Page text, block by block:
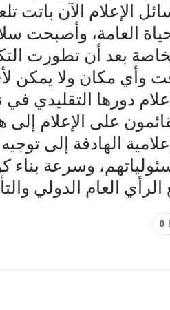
الإعلام الآن
العامة، وأصبحت
بعد أن تطورت
وأي مكان ولا يمكن
دورها التقليدي
على الإعلام
الهادفة إلى
وسرعة بناء
الرأي العام الدولي
0